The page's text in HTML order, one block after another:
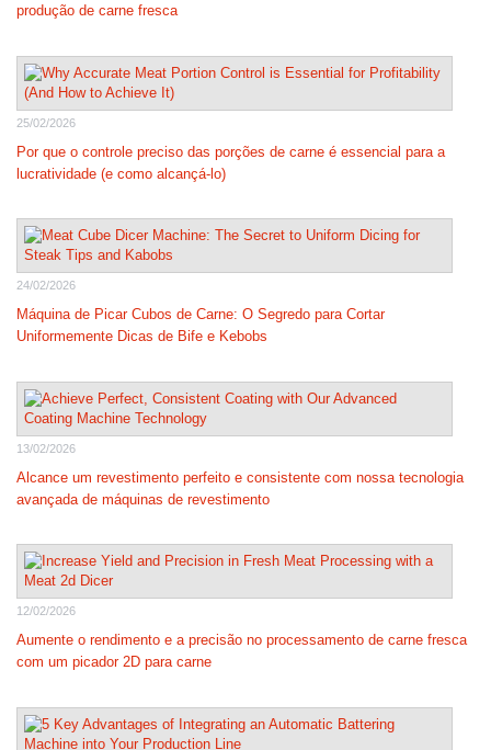
produção de carne fresca
25/02/2026
Por que o controle preciso das porções de carne é essencial para a
lucratividade (e como alcançá-lo)
24/02/2026
Máquina de Picar Cubos de Carne: O Segredo para Cortar
Uniformemente Dicas de Bife e Kebobs
13/02/2026
Alcance um revestimento perfeito e consistente com nossa tecnologia
avançada de máquinas de revestimento
12/02/2026
Aumente o rendimento e a precisão no processamento de carne fresca
com um picador 2D para carne